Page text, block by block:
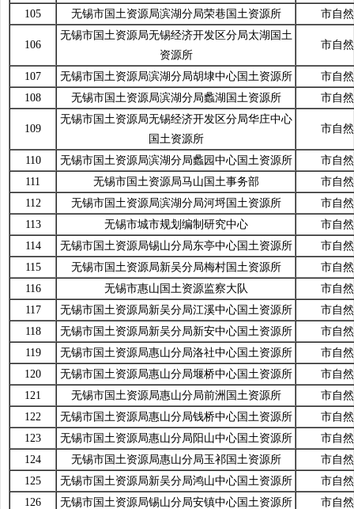
105 无锡市国土资源局滨湖分局荣巷国土资源所 市自
106
无锡市国土资源局无锡经济开发区分局太湖国土
资源所
市自
107 无锡市国土资源局滨湖分局胡埭中心国土资源所
市自
108
无锡市国土资源局滨湖分局蠡湖国土资源所 市自
109
无锡市国土资源局无锡经济开发区分局华庄中心
国土资源所
市自
110 无锡市国土资源局滨湖分局蠡园中心国土资源所
市自
111
无锡市国土资源局马山国土事务部
市自
112
无锡市国土资源局滨湖分局河埒国土资源所
市自
113
无锡市城市规划编制研究中心
市自
114
无锡市国土资源局锡山分局东亭中心国土资源所
市自
115
无锡市国土资源局新吴分局梅村国土资源所
市自
116
无锡市惠山国土资源监察大队
市自
117
无锡市国土资源局新吴分局江溪中心国土资源所
市自
118
无锡市国土资源局新吴分局新安中心国土资源所
市自
119
无锡市国土资源局惠山分局洛社中心国土资源所
市自
120
无锡市国土资源局惠山分局堰桥中心国土资源所
市自
121
无锡市国土资源局惠山分局前洲国土资源所
市自
122
无锡市国土资源局惠山分局钱桥中心国土资源所
市自
123
无锡市国土资源局惠山分局阳山中心国土资源所
市自
124
无锡市国土资源局惠山分局玉祁国土资源所
市自
125
无锡市国土资源局新吴分局鸿山中心国土资源所
市自
126
无锡市国土资源局锡山分局安镇中心国土资源所
市自